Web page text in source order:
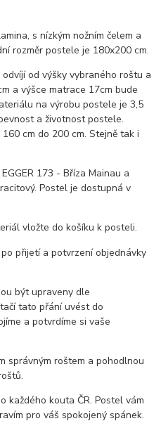
s nízkým nožním čelem a
rozměr postele je 180x200 cm.
od výšky vybraného roštu a
a výšce matrace 17cm bude
na výrobu postele je 3,5
a životnost postele.
cm do 200 cm. Stejně tak i
173 - Bříza Mainau a
Postel je dostupná v
vložte do košíku k posteli.
přijetí a potvrzení objednávky
být upraveny dle
tato přání uvést do
a potvrdíme si vaše
správným roštem a pohodlnou
každého kouta ČR. Postel vám
pro váš spokojený spánek.